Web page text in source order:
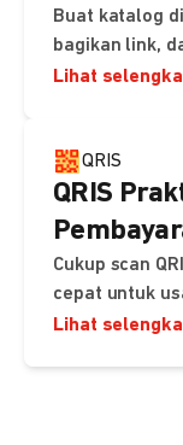
Buat katalog
bagikan link,
Lihat
QRIS
QRIS
Cukup scan
cepat untuk
Lihat